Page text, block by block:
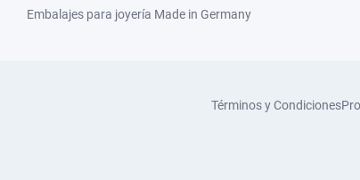
Embalajes para joyería Made in Germany
Términos y Condiciones